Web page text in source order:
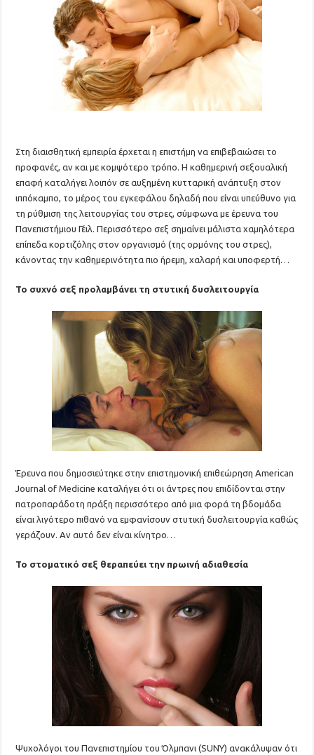
Στη διαισθητική εμπειρία έρχεται η επιστήμη να επιβεβαιώσει το
προφανές, αν και με κομψότερο τρόπο. Η καθημερινή σεξουαλική
επαφή καταλήγει λοιπόν σε αυξημένη κυτταρική ανάπτυξη στον
ιππόκαμπο, το μέρος του εγκεφάλου δηλαδή που είναι υπεύθυνο για
τη ρύθμιση της λειτουργίας του στρες, σύμφωνα με έρευνα του
Πανεπιστήμιου Γέιλ. Περισσότερο σεξ σημαίνει μάλιστα χαμηλότερα
επίπεδα κορτιζόλης στον οργανισμό (της ορμόνης του στρες),
κάνοντας την καθημερινότητα πιο ήρεμη, χαλαρή και υποφερτή…
Το συχνό σεξ προλαμβάνει τη στυτική δυσλειτουργία
Έρευνα που δημοσιεύτηκε στην επιστημονική επιθεώρηση American
Journal of Medicine καταλήγει ότι οι άντρες που επιδίδονται στην
πατροπαράδοτη πράξη περισσότερο από μια φορά τη βδομάδα
είναι λιγότερο πιθανό να εμφανίσουν στυτική δυσλειτουργία καθώς
γεράζουν. Αν αυτό δεν είναι κίνητρο…
Το στοματικό σεξ θεραπεύει την πρωινή αδιαθεσία
Ψυχολόγοι του Πανεπιστημίου του Όλμπανι (SUNY) ανακάλυψαν ότι